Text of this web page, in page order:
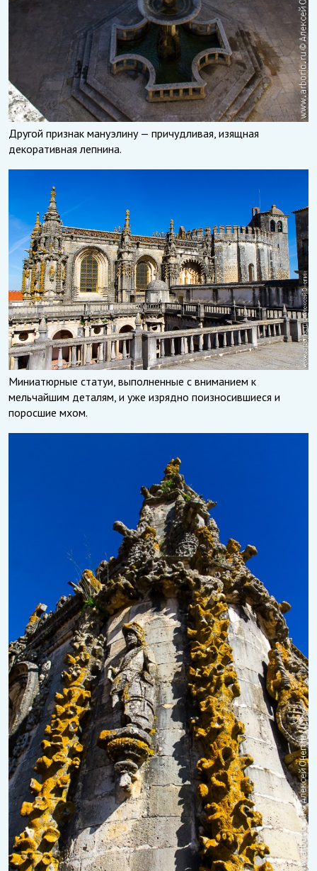
Другой признак мануэлину — причудливая, изящная
декоративная лепнина.
Миниатюрные статуи, выполненные с вниманием к
мельчайшим деталям, и уже изрядно поизносившиеся и
поросшие мхом.